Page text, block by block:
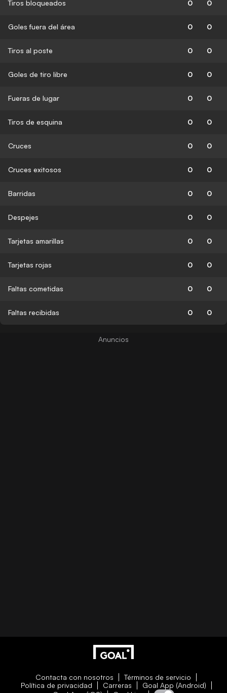
Tiros bloqueados 0 0
Goles fuera del área 0 0
Tiros al poste 0 0
Goles de tiro libre 0 0
Fueras de lugar 0 0
Tiros de esquina 0 0
Cruces 0 0
Cruces exitosos 0 0
Barridas 0 0
Despejes 0 0
Tarjetas amarillas 0 0
Tarjetas rojas 0 0
Faltas cometidas 0 0
Faltas recibidas 0 0
Contacta con nosotros
Términos de servicio
Política de privacidad
Carreras
Goal App (Android)